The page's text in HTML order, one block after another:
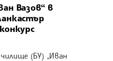
Вазов“ в
(БУ) „Иван